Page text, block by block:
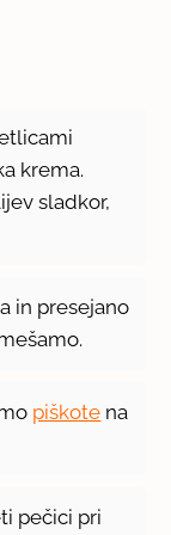
krema.
sladkor,
in presejano
piškote na
pečici pri